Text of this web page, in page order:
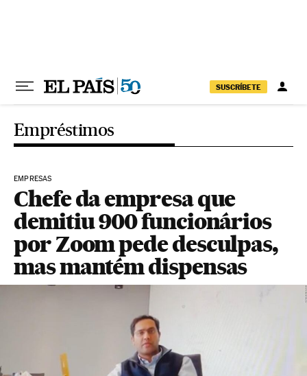
SUSCRÍBETE
Empréstimos
EMPRESAS
Chefe da empresa que
demitiu 900 funcionários
por Zoom pede desculpas,
mas mantém dispensas